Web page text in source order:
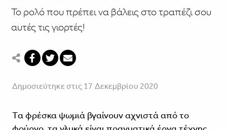
Το ρολό που πρέπει να βάλεις στο τραπέζι σου
αυτές τις γιορτές!
Δημοσιεύτηκε στις 17 Δεκεμβρίου 2020
Tα φρέσκα ψωμιά βγαίνουν αχνιστά από το